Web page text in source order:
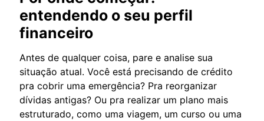
entendendo o seu perfil
financeiro
Antes de qualquer coisa, pare e analise sua
situação atual. Você está precisando de crédito
pra cobrir uma emergência? Pra reorganizar
dívidas antigas? Ou pra realizar um plano mais
estruturado, como uma viagem, um curso ou uma